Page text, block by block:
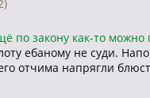
по закону как-то можно
ебаному не суди.
отчима напрягли